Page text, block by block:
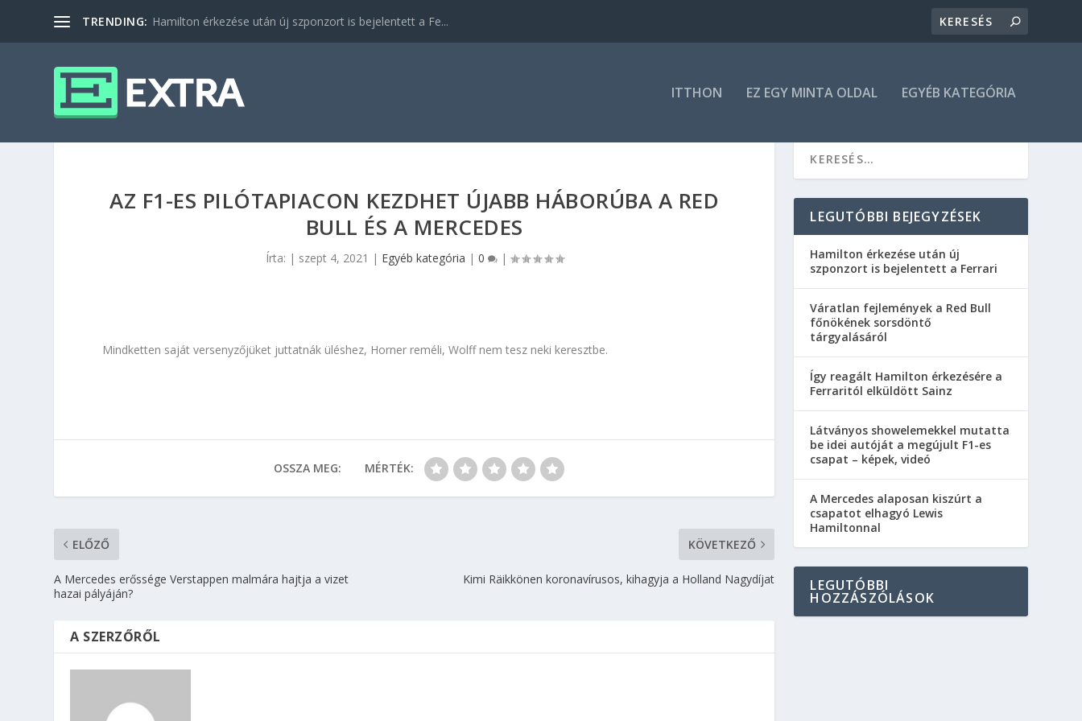
TRENDING: Hamilton érkezése után új szponzort is bejelentett a Fe...
ITTHON EZ EGY MINTA OLDAL EGYÉB KATEGÓRIA
AZ F1-ES PILÓTAPIACON KEZDHET ÚJABB HÁBORÚBA A RED
BULL ÉS A MERCEDES
Írta: | szept 4, 2021 | Egyéb kategória | 0 |
Mindketten saját versenyzőjüket juttatnák üléshez, Horner reméli, Wolff nem tesz neki keresztbe.
OSSZA MEG: MÉRTÉK:
ELŐZŐ
A Mercedes erőssége Verstappen malmára hajtja a vizet
hazai pályáján?
KÖVETKEZŐ
Kimi Räikkönen koronavírusos, kihagyja a Holland Nagydíjat
A SZERZŐRŐL
LEGUTÓBBI BEJEGYZÉSEK
Hamilton érkezése után új
szponzort is bejelentett a Ferrari
Váratlan fejlemények a Red Bull
főnökének sorsdöntő
tárgyalásáról
Így reagált Hamilton érkezésére a
Ferraritól elküldött Sainz
Látványos showelemekkel mutatta
be idei autóját a megújult F1-es
csapat – képek, videó
A Mercedes alaposan kiszúrt a
csapatot elhagyó Lewis
Hamiltonnal
LEGUTÓBBI
HOZZÁSZÓLÁSOK